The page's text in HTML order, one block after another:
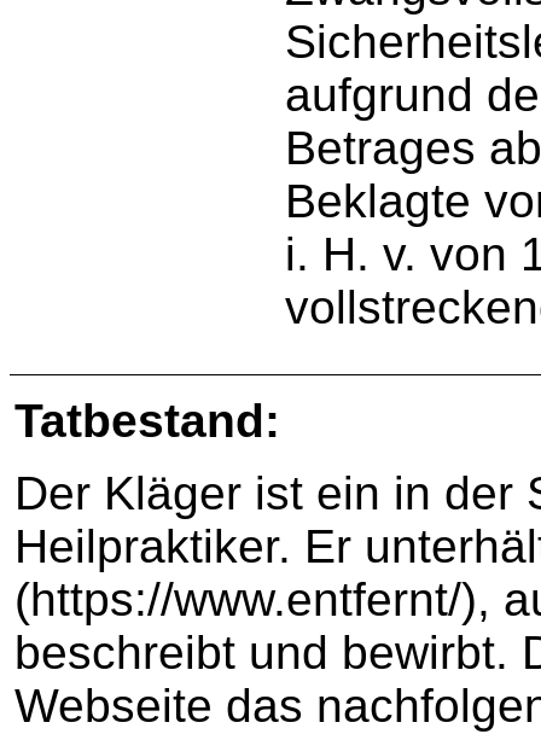
aufgrund
Betrages
Beklagte
i. H. v. von
Tatbestand:
Der Kläger ist ein in der
Heilpraktiker. Er
(https://www.entfernt/),
beschreibt und bewirbt.
Webseite das